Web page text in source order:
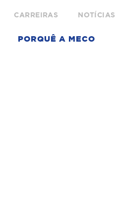
CARREIRAS NOTÍCIAS
PORQUÊ A MECO